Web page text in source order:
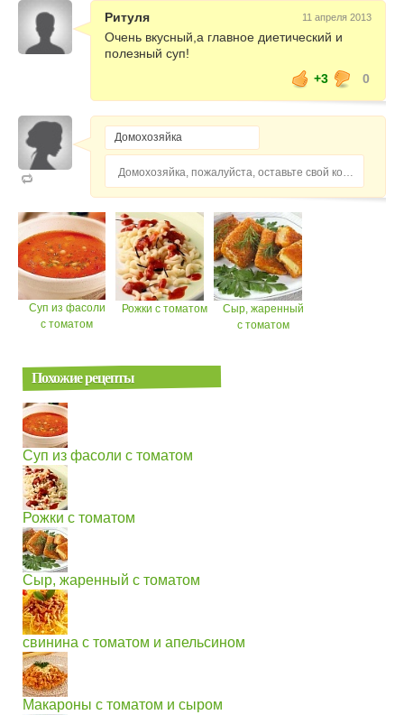
Ритуля 11 апреля 2013
Очень вкусный,а главное диетический и
полезный суп!
+3
0
Суп из фасоли
с томатом
Рожки с томатом
Сыр, жаренный
с томатом
Похожие рецепты
Суп из фасоли с томатом
Рожки с томатом
Сыр, жаренный с томатом
свинина с томатом и апельсином
Макароны с томатом и сыром